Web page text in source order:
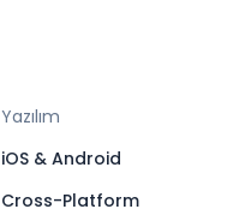
Yazılım
iOS & Android
Cross-Platform